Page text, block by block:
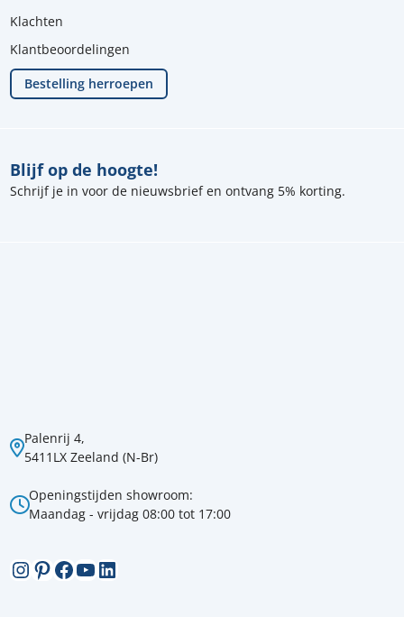
Palenrij 4,
5411LX Zeeland (N-Br)
Openingstijden showroom:
Maandag - vrijdag 08:00 tot 17:00
Instagram
Pinterest
Facebook
YouTube
LinkedIn
Blijf op de hoogte!
Schrijf je in voor de nieuwsbrief en ontvang 5% korting.
Klachten
Klantbeoordelingen
Bestelling herroepen